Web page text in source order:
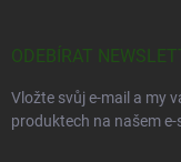
ODEBÍRAT
Vložte svůj e-mail a my
produktech na našem e-